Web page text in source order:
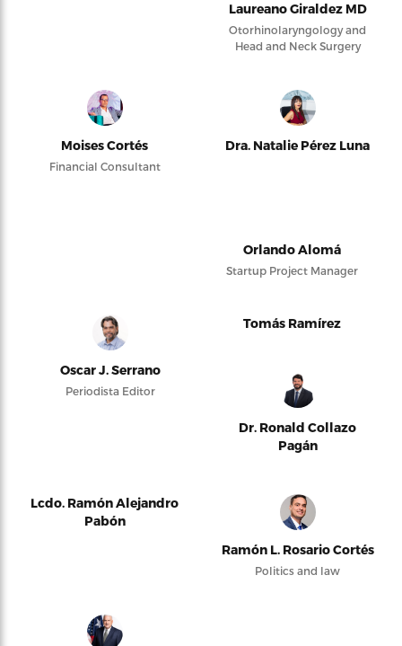
Laureano Giraldez MD
Otorhinolaryngology and
Head and Neck Surgery
Moises Cortés
Financial Consultant
Dra. Natalie Pérez Luna
Orlando Alomá
Startup Project Manager
Oscar J. Serrano
Periodista Editor
Tomás Ramírez
Dr. Ronald Collazo
Pagán
Lcdo. Ramón Alejandro
Pabón
Ramón L. Rosario Cortés
Politics and law